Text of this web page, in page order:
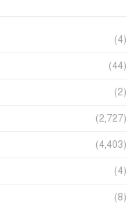
(4)
(44)
(2)
(2,727)
(4,403)
(4)
(8)